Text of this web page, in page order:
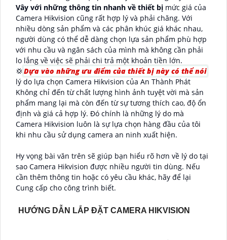
Vây với những thông tin nhanh về thiết bị mức giá của
Camera Hikvision cũng rất hợp lý và phải chăng. Với
nhiều dòng sản phẩm và các phân khúc giá khác nhau,
người dùng có thể dễ dàng chọn lựa sản phẩm phù hợp
với nhu cầu và ngân sách của mình mà không cần phải
lo lắng về việc sẽ phải chi trả một khoản tiền lớn.
💢Dựa vào những ưu điểm của thiết bị này có thể nói
lý do lựa chọn Camera Hikvision của An Thành Phát
Không chỉ đến từ chất lượng hình ảnh tuyệt vời mà sản
phẩm mang lại mà còn đến từ sự tương thích cao, độ ổn
định và giá cả hợp lý. Đó chính là những lý do mà
Camera Hikvision luôn là sự lựa chọn hàng đầu của tôi
khi nhu cầu sử dụng camera an ninh xuất hiện.
Hy vọng bài văn trên sẽ giúp bạn hiểu rõ hơn về lý do tại
sao Camera Hikvision được nhiều người tin dùng. Nếu
cần thêm thông tin hoặc có yêu cầu khác, hãy để lại
Cung cấp cho công trình biết.
HƯỚNG DẪN LẮP ĐẶT CAMERA HIKVISION